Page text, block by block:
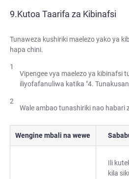
Kutoa Taarifa za Kibinafsi
Tunaweza kushiriki maelezo yako ya
hapa chini.
Vipengee vya maelezo ya kibinafsi
iliyofafanuliwa katika "4.
Wale ambao tunashiriki nao habari
Wengine mbali na wewe
Ili
kila